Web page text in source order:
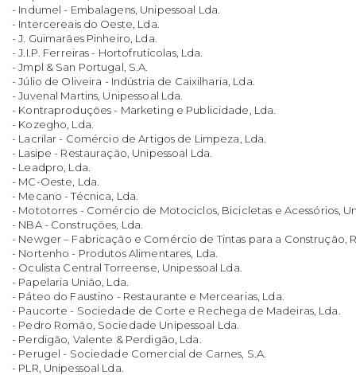
- Indumel - Embalagens, Unipessoal Lda.
- Intercereais do Oeste, Lda.
- J. Guimarães Pinheiro, Lda.
- J.I.P. Ferreiras - Hortofrutícolas, Lda.
- Jmpl & San Portugal, S.A.
- Júlio de Oliveira - Indústria de Caixilharia, Lda.
- Juvenal Martins, Unipessoal Lda.
- Kontraproduções - Marketing e Publicidade, Lda.
- Kozegho, Lda.
- Lacrilar - Comércio de Artigos de Limpeza, Lda.
- Lasipe - Restauração, Unipessoal Lda.
- Leadpro, Lda.
- MC-Oeste, Lda.
- Mecano - Técnica, Lda.
- Mototorres - Comércio de Motociclos, Bicicletas e Acessórios,
- NBA - Construções, Lda.
- Newger – Fabricação e Comércio de Tintas para a Construção,
- Nortenho - Produtos Alimentares, Lda.
- Oculista Central Torreense, Unipessoal Lda.
- Papelaria União, Lda.
- Páteo do Faustino - Restaurante e Mercearias, Lda.
- Paucorte - Sociedade de Corte e Rechega de Madeiras, Lda.
- Pedro Romão, Sociedade Unipessoal Lda.
- Perdigão, Valente & Perdigão, Lda.
- Perugel - Sociedade Comercial de Carnes, S.A.
- PLR, Unipessoal Lda.